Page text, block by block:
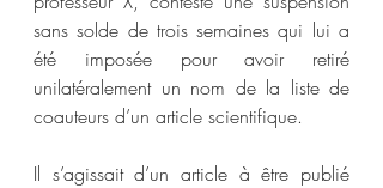
sans solde de trois semaines qui lui a
été imposée pour avoir retiré
unilatéralement un nom de la liste de
coauteurs d’un article scientifique.
Il s’agissait d’un article à être publié